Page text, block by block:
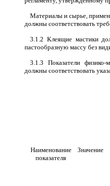
Материалы и сырье,
должны соответствовать
3.1.2 Клеящие мастики
пастообразную массу без
3.1.3 Показатели физико-
должны соответствовать
Наименование
показателя
Значение